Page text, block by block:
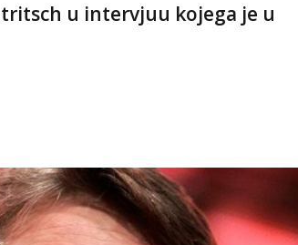
u intervjuu kojega je u